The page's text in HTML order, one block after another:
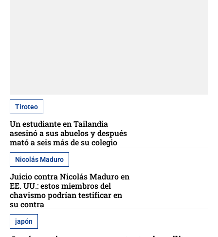
Tiroteo
Un estudiante en Tailandia
asesinó a sus abuelos y después
mató a seis más de su colegio
Nicolás Maduro
Juicio contra Nicolás Maduro en
EE. UU.: estos miembros del
chavismo podrían testificar en
su contra
japón